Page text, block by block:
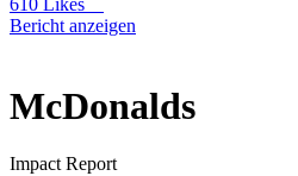
610 Likes
Bericht anzeigen
McDonalds
Impact Report